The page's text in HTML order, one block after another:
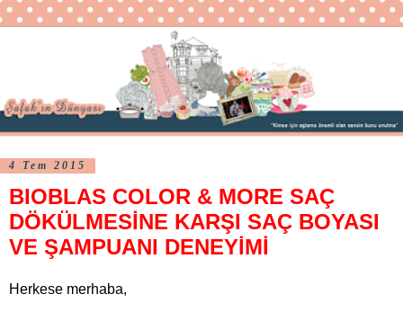
4 Tem 2015
BIOBLAS COLOR & MORE SAÇ
DÖKÜLMESİNE KARŞI SAÇ BOYASI
VE ŞAMPUANI DENEYİMİ
Herkese merhaba,